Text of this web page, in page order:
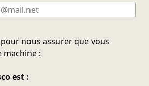
nous assurer que vous
machine :
est :